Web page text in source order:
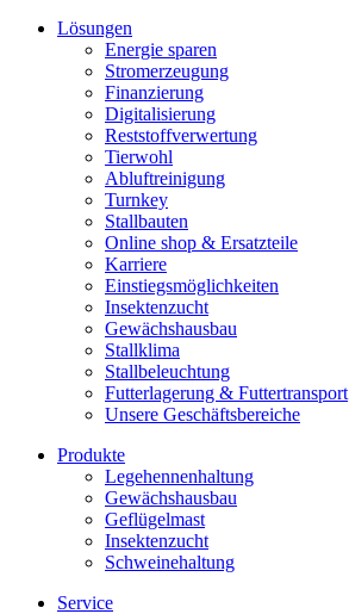
Lösungen
Energie sparen
Stromerzeugung
Finanzierung
Digitalisierung
Reststoffverwertung
Tierwohl
Abluftreinigung
Turnkey
Stallbauten
Online shop & Ersatzteile
Karriere
Einstiegsmöglichkeiten
Insektenzucht
Gewächshausbau
Stallklima
Stallbeleuchtung
Futterlagerung & Futtertransport
Unsere Geschäftsbereiche
Produkte
Legehennenhaltung
Gewächshausbau
Geflügelmast
Insektenzucht
Schweinehaltung
Service